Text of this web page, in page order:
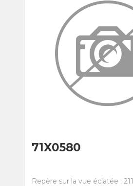
71X0580
Repère sur la vue éclatée : 211